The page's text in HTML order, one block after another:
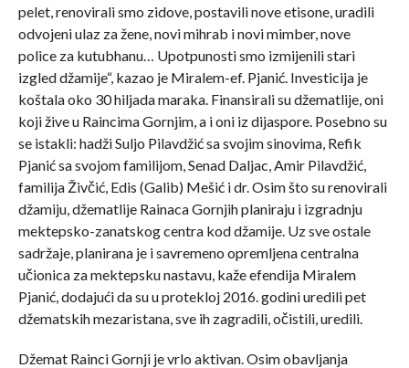
pelet, renovirali smo zidove, postavili nove etisone, uradili
odvojeni ulaz za žene, novi mihrab i novi mimber, nove
police za kutubhanu… Upotpunosti smo izmijenili stari
izgled džamije“, kazao je Miralem-ef. Pjanić. Investicija je
koštala oko 30 hiljada maraka. Finansirali su džematlije, oni
koji žive u Raincima Gornjim, a i oni iz dijaspore. Posebno su
se istakli: hadži Suljo Pilavdžić sa svojim sinovima, Refik
Pjanić sa svojom familijom, Senad Daljac, Amir Pilavdžić,
familija Živčić, Edis (Galib) Mešić i dr. Osim što su renovirali
džamiju, džematlije Rainaca Gornjih planiraju i izgradnju
mektepsko-zanatskog centra kod džamije. Uz sve ostale
sadržaje, planirana je i savremeno opremljena centralna
učionica za mektepsku nastavu, kaže efendija Miralem
Pjanić, dodajući da su u protekloj 2016. godini uredili pet
džematskih mezaristana, sve ih zagradili, očistili, uredili.
Džemat Rainci Gornji je vrlo aktivan. Osim obavljanja